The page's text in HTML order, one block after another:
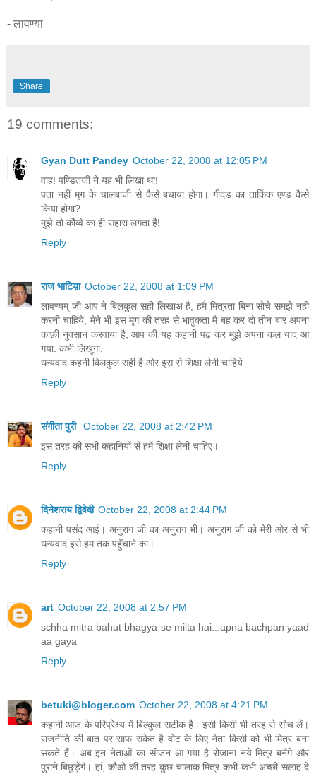
- लावण्या
Share
19 comments:
Gyan Dutt Pandey October 22, 2008 at 12:05 PM
वाह! पण्डितजी ने यह भी लिखा था!
पता नहीं मृग के चालबाजी से कैसे बचाया होगा। गीदड का तार्किक एण्ड कैसे
किया होगा?
मुझे तो कौव्वे का ही सहारा लगता है!
Reply
राज भाटिय़ा October 22, 2008 at 1:09 PM
लावण्यम् जी आप ने बिलकुल सही लिखाअ है, हमै मित्रता बिना सोचे समझे नही
करनी चाहिये, मेने भी इस मृग की तरह से भावुकता मै बह कर दो तीन बार अपना
काफ़ी नुक्सान करवाया है, आप की यह कहानी पढ कर मुझे अपना कल याद आ
गया. कभी लिखूगा.
धन्यवाद कहनी बिलकुल सही है ओर इस से शिक्षा लेनी चाहिये
Reply
संगीता पुरी October 22, 2008 at 2:42 PM
इस तरह की सभी कहानियों से हमें शिक्षा लेनी चाहिए।
Reply
दिनेशराय द्विवेदी October 22, 2008 at 2:44 PM
कहानी पसंद आई। अनुराग जी का अनुराग भी। अनुराग जी को मेरी ओर से भी
धन्यवाद इसे हम तक पहुँचाने का।
Reply
art October 22, 2008 at 2:57 PM
schha mitra bahut bhagya se milta hai...apna bachpan yaad
aa gaya
Reply
betuki@bloger.com October 22, 2008 at 4:21 PM
कहानी आज के परिप्रेक्ष्य में बिल्कुल सटीक है। इसी किसी भी तरह से सोच लें।
राजनीति की बात पर साफ संकेत है वोट के लिए नेता किसी को भी मित्र बना
सकते हैं। अब इन नेताओं का सीजन आ गया है रोजाना नये मित्र बनेंगे और
पुराने बिछुड़ेंगे। हां, कौओ की तरह कुछ चालाक मित्र कभी-कभी अच्छी सलाह दे